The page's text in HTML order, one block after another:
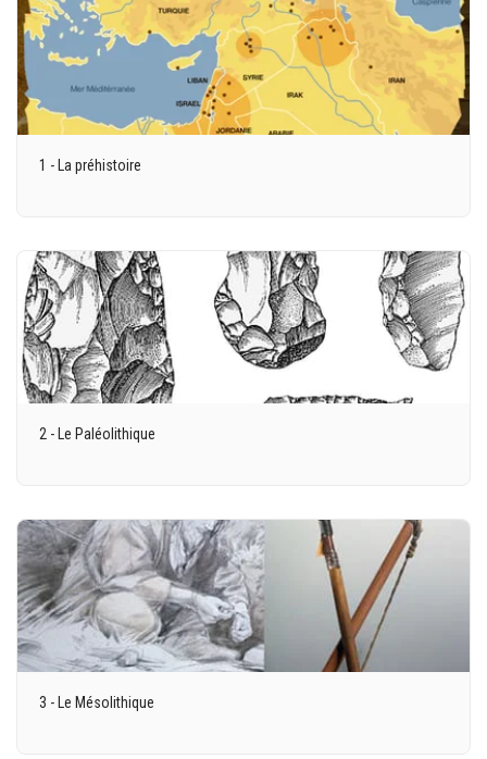
1 - La préhistoire
2 - Le Paléolithique
3 - Le Mésolithique